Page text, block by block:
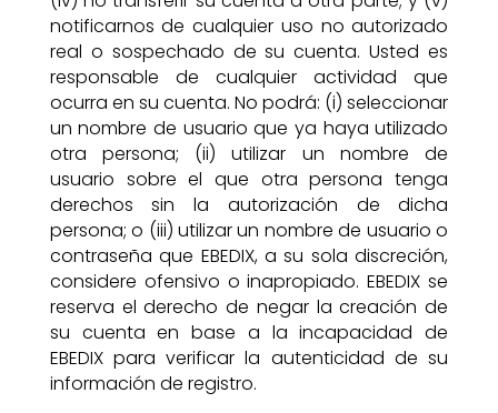
notificarnos de cualquier uso no autorizado
real o sospechado de su cuenta. Usted es
responsable de cualquier actividad que
ocurra en su cuenta. No podrá: (i) seleccionar
un nombre de usuario que ya haya utilizado
otra persona; (ii) utilizar un nombre de
usuario sobre el que otra persona tenga
derechos sin la autorización de dicha
persona; o (iii) utilizar un nombre de usuario o
contraseña que EBEDIX, a su sola discreción,
considere ofensivo o inapropiado. EBEDIX se
reserva el derecho de negar la creación de
su cuenta en base a la incapacidad de
EBEDIX para verificar la autenticidad de su
información de registro.